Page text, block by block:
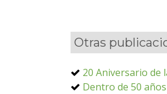
Otras
20 Aniversario de
Dentro de 50 años